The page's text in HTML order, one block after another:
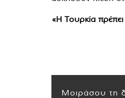
«Η Τουρκία πρέπει
Μοιράσου τη